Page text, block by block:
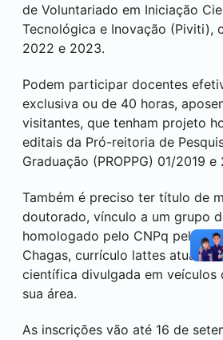
de Voluntariado em Iniciação
Tecnológica e Inovação (Piviti),
2022 e 2023.
Podem participar docentes
exclusiva ou de 40 horas,
visitantes, que tenham projeto
editais da Pró-reitoria de
Graduação (PROPPG) 01/2019 e
Também é preciso ter título de
doutorado, vínculo a um grupo
homologado pelo CNPq pela
Chagas, currículo lattes
científica divulgada em veículos
sua área.
As inscrições vão até 16 de